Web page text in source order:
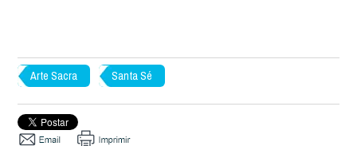
Arte Sacra Santa Sé